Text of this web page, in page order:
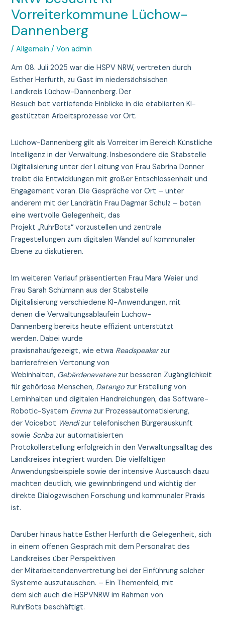
Vorreiterkommune Lüchow-
Dannenberg
/Allgemein / Vonadmin
Am 08. Juli 2025 war die HSPV NRW, vertreten durch
Esther Herfurth, zu Gast im niedersächsischen
Landkreis Lüchow-Dannenberg. Der
Besuch bot vertiefende Einblicke in die etablierten KI-
gestützten Arbeitsprozesse vor Ort.
Lüchow-Dannenberg gilt als Vorreiter im Bereich Künstliche
Intelligenz in der Verwaltung. Insbesondere die Stabstelle
Digitalisierung unter der Leitung von Frau Sabrina Donner
treibt die Entwicklungen mit großer Entschlossenheit und
Engagement voran. Die Gespräche vor Ort – unter
anderem mit der Landrätin Frau Dagmar Schulz – boten
eine wertvolle Gelegenheit, das
Projekt „RuhrBots“ vorzustellen und zentrale
Fragestellungen zum digitalen Wandel auf kommunaler
Ebene zu diskutieren.
Im weiteren Verlauf präsentierten Frau Mara Weier und
Frau Sarah Schümann aus der Stabstelle
Digitalisierung verschiedene KI-Anwendungen, mit
denen die Verwaltungsabläufein Lüchow-
Dannenberg bereits heute effizient unterstützt
werden. Dabei wurde
praxisnahaufgezeigt, wie etwa Readspeakerzur
barrierefreien Vertonung von
Webinhalten, Gebärdenavatarezur besseren Zugänglichkeit
für gehörlose Menschen, Datango zur Erstellung von
Lerninhalten und digitalen Handreichungen, das Software-
Robotic-System Emmazur Prozessautomatisierung,
der Voicebot Wendizur telefonischen Bürgerauskunft
sowie Scribazur automatisierten
Protokollerstellung erfolgreich in den Verwaltungsalltag des
Landkreises integriert wurden. Die vielfältigen
Anwendungsbeispiele sowie der intensive Austausch dazu
machten deutlich, wie gewinnbringend und wichtig der
direkte Dialogzwischen Forschung und kommunaler Praxis
ist.
Darüber hinaus hatte Esther Herfurth die Gelegenheit, sich
in einem offenen Gespräch mit dem Personalrat des
Landkreises über Perspektiven
der Mitarbeitendenvertretung bei der Einführung solcher
Systeme auszutauschen. – Ein Themenfeld, mit
dem sich auch die HSPVNRW im Rahmen von
RuhrBots beschäftigt.